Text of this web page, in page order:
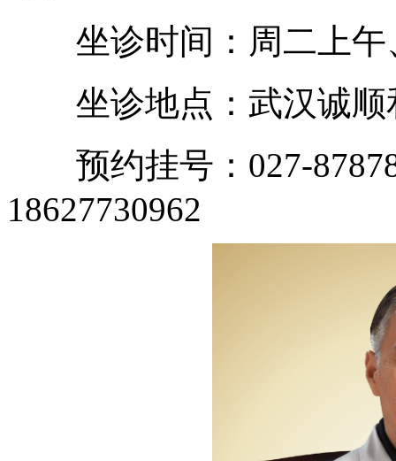
坐诊时间：周二上午
坐诊地点：武汉诚顺
预约挂号：027-
18627730962